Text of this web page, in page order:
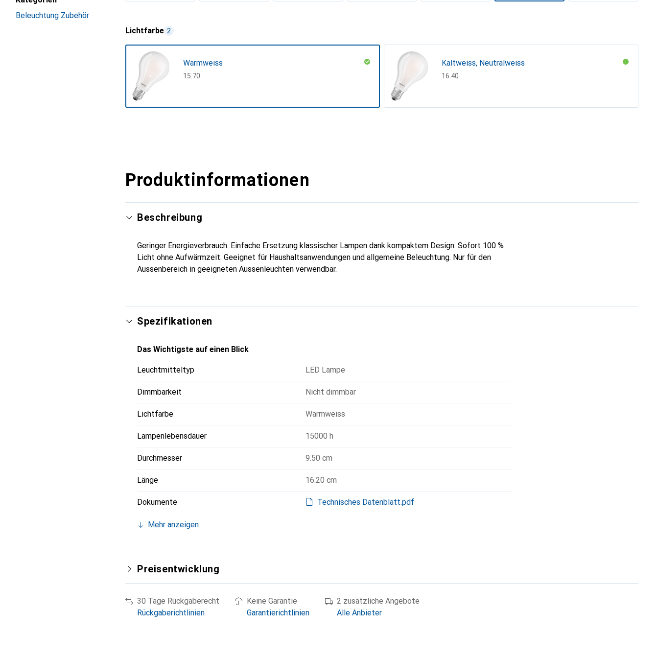
Beleuchtung Zubehör
Lichtfarbe 2
Warmweiss
CHF
15.70
Kaltweiss, Neutralweiss
CHF
16.40
Produktinformationen
Beschreibung
Geringer Energieverbrauch. Einfache Ersetzung klassischer Lampen dank kompaktem Design. Sofort 100 %
Licht ohne Aufwärmzeit. Geeignet für Haushaltsanwendungen und allgemeine Beleuchtung. Nur für den
Aussenbereich in geeigneten Aussenleuchten verwendbar.
Spezifikationen
Das Wichtigste auf einen Blick
Leuchtmitteltyp LED Lampe
Dimmbarkeit Nicht dimmbar
Lichtfarbe Warmweiss
Lampenlebensdauer 15000 h
Durchmesser 9.50 cm
Länge 16.20 cm
Dokumente Technisches Datenblatt.pdf
Mehr anzeigen
Preisentwicklung
30 Tage Rückgaberecht
Rückgaberichtlinien
Keine Garantie
Garantierichtlinien
2 zusätzliche Angebote
Alle Anbieter